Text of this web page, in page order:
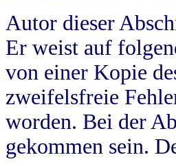
Autor dieser
Er weist auf
von einer Kopie
zweifelsfreie
worden. Bei der
gekommen sein.